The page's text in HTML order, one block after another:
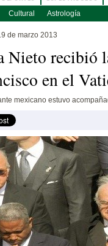
Cultural Astrología
de marzo 2013
Nieto recibió
en el
mexicano estuvo